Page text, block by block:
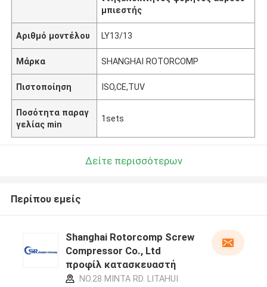
μπιεστής
Αριθμό μοντέλου LY13/13
Μάρκα SHANGHAI ROTORCOMP
Πιστοποίηση ISO,CE,TUV
Ποσότητα παραγ
γελίας min
1sets
Δείτε περισσότερων
Περίπου εμείς
Shanghai Rotorcomp Screw
Compressor Co., Ltd
προφίλ κατασκευαστή
NO.28 MINTA RD. LITAHUI